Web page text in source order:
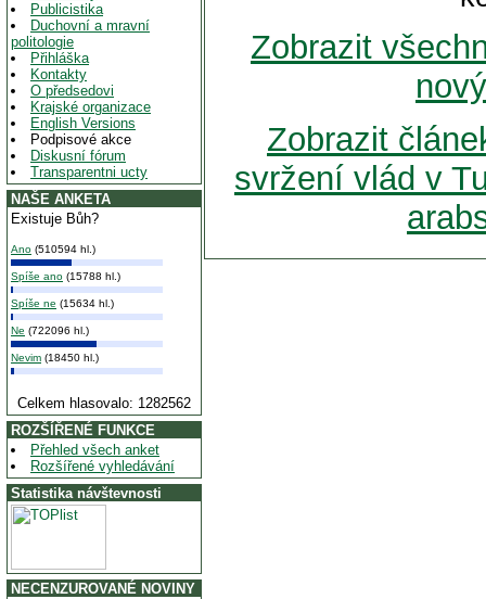
Publicistika
Duchovní a mravní
politologie
Přihláška
Kontakty
O předsedovi
Krajské organizace
English Versions
Podpisové akce
Diskusní fórum
Transparentni ucty
NAŠE ANKETA
Existuje Bůh?
Ano (510594 hl.)
Spíše ano (15788 hl.)
Spíše ne (15634 hl.)
Ne (722096 hl.)
Nevim (18450 hl.)
Celkem hlasovalo: 1282562
ROZŠÍŘENÉ FUNKCE
Přehled všech anket
Rozšířené vyhledávání
Statistika návštevnosti
NECENZUROVANÉ NOVINY
Zobrazit
Zobrazit
svržení vlád v